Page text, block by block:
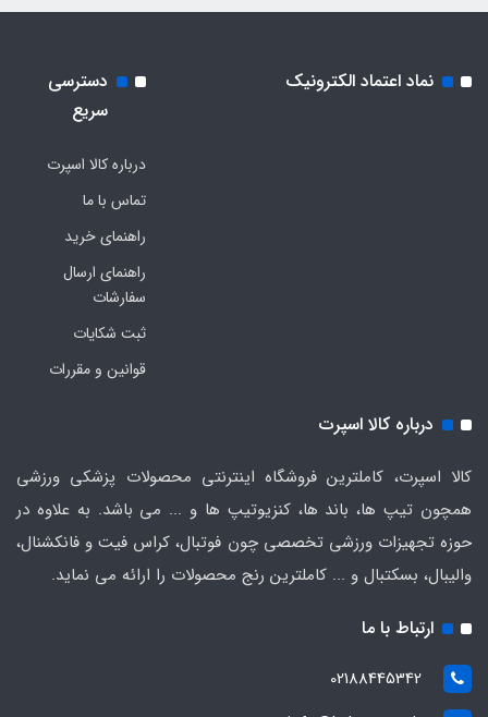
نماد اعتماد الکترونیک
دسترسی
سریع
درباره کالا اسپرت
تماس با ما
راهنمای خرید
راهنمای ارسال
سفارشات
ثبت شکایات
قوانین و مقررات
درباره کالا اسپرت
کالا اسپرت، کاملترین فروشگاه اینترنتی محصولات پزشکی ورزشی
همچون تیپ ها، باند ها، کنزیوتیپ ها و ... می باشد. به علاوه در
حوزه تجهیزات ورزشی تخصصی چون فوتبال، کراس فیت و فانکشنال،
والیبال، بسکتبال و ... کاملترین رنج محصولات را ارائه می نماید.
ارتباط با ما
02188445342